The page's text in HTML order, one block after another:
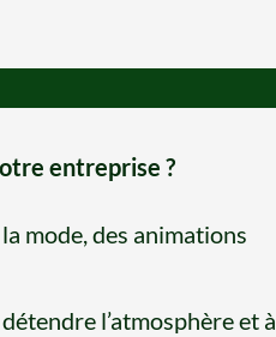
entreprise ?
mode, des animations
l’atmosphère et à